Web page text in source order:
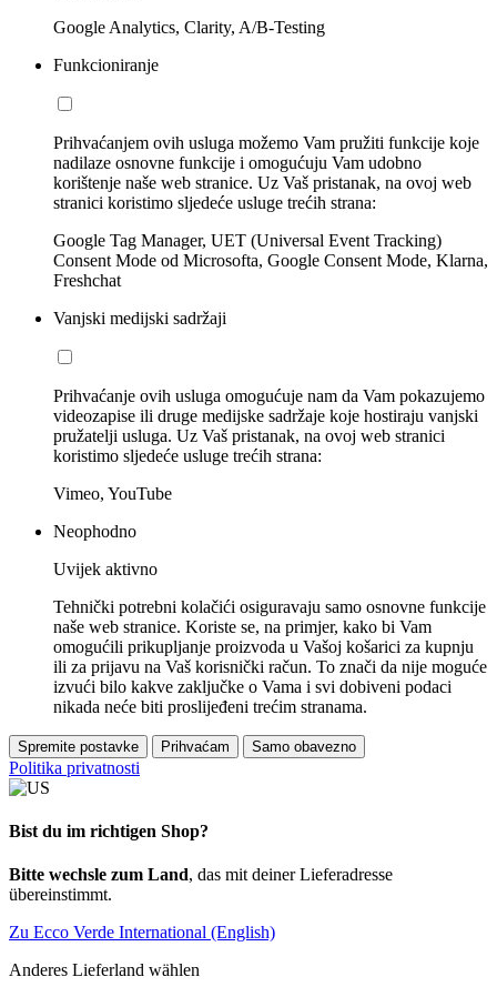
Google Analytics, Clarity, A/B-Testing
Funkcioniranje
Prihvaćanjem ovih usluga možemo Vam pružiti funkcije koje
nadilaze osnovne funkcije i omogućuju Vam udobno
korištenje naše web stranice. Uz Vaš pristanak, na ovoj web
stranici koristimo sljedeće usluge trećih strana:
Google Tag Manager, UET (Universal Event Tracking)
Consent Mode od Microsofta, Google Consent Mode, Klarna,
Freshchat
Vanjski medijski sadržaji
Prihvaćanje ovih usluga omogućuje nam da Vam pokazujemo
videozapise ili druge medijske sadržaje koje hostiraju vanjski
pružatelji usluga. Uz Vaš pristanak, na ovoj web stranici
koristimo sljedeće usluge trećih strana:
Vimeo, YouTube
Neophodno
Uvijek aktivno
Tehnički potrebni kolačići osiguravaju samo osnovne funkcije
naše web stranice. Koriste se, na primjer, kako bi Vam
omogućili prikupljanje proizvoda u Vašoj košarici za kupnju
ili za prijavu na Vaš korisnički račun. To znači da nije moguće
izvući bilo kakve zaključke o Vama i svi dobiveni podaci
nikada neće biti proslijeđeni trećim stranama.
Spremite postavke Prihvaćam Samo obavezno
Politika privatnosti
Bist du im richtigen Shop?
Bitte wechsle zum Land, das mit deiner Lieferadresse
übereinstimmt.
Zu Ecco Verde International (English)
Anderes Lieferland wählen